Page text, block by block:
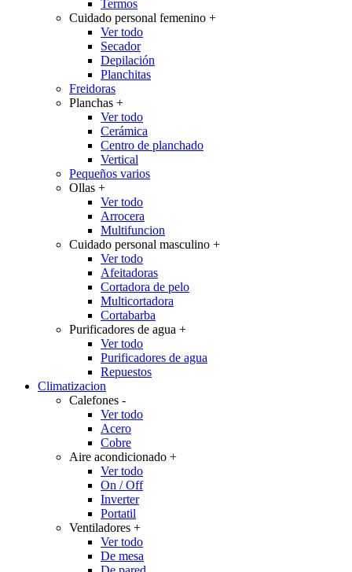
Termos
Cuidado personal femenino +
Ver todo
Secador
Depilación
Planchitas
Freidoras
Planchas +
Ver todo
Cerámica
Centro de planchado
Vertical
Pequeños varios
Ollas +
Ver todo
Arrocera
Multifuncion
Cuidado personal masculino +
Ver todo
Afeitadoras
Cortadora de pelo
Multicortadora
Cortabarba
Purificadores de agua +
Ver todo
Purificadores de agua
Repuestos
Climatizacion
Calefones -
Ver todo
Acero
Cobre
Aire acondicionado +
Ver todo
On / Off
Inverter
Portatil
Ventiladores +
Ver todo
De mesa